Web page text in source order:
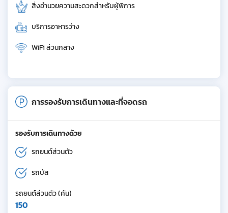
สิ่งอำนวยความสะดวกสำหรับผู้พิการ
บริการอาหารว่าง
WiFi ส่วนกลาง
การรองรับการเดินทางและที่จอดรถ
รองรับการเดินทางด้วย
รถยนต์ส่วนตัว
รถบัส
รถยนต์ส่วนตัว (คัน)
150